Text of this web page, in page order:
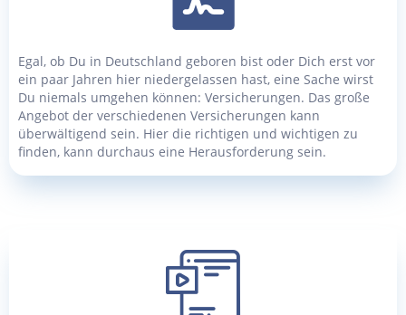
Egal, ob Du in Deutschland geboren bist oder Dich erst vor
ein paar Jahren hier niedergelassen hast, eine Sache wirst
Du niemals umgehen können: Versicherungen. Das große
Angebot der verschiedenen Versicherungen kann
überwältigend sein. Hier die richtigen und wichtigen zu
finden, kann durchaus eine Herausforderung sein.